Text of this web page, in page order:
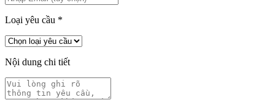
Loại yêu cầu *
Nội dung chi tiết